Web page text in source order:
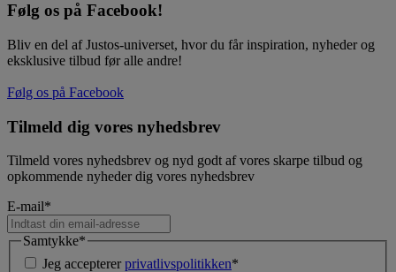
Følg os på Facebook!
Bliv en del af Justos-universet, hvor du får inspiration, nyheder og
eksklusive tilbud før alle andre!
Følg os på Facebook
Tilmeld dig vores nyhedsbrev
Tilmeld vores nyhedsbrev og nyd godt af vores skarpe tilbud og
opkommende nyheder dig vores nyhedsbrev
E-mail*
Samtykke*
Jeg accepterer privatlivspolitikken*